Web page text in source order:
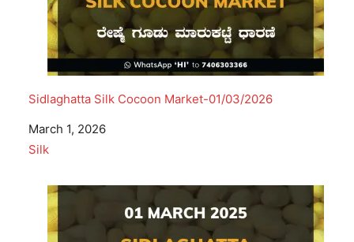
Sidlaghatta Silk Cocoon Market-01/03/2026
Date
March 1, 2026
In relation to
Silk